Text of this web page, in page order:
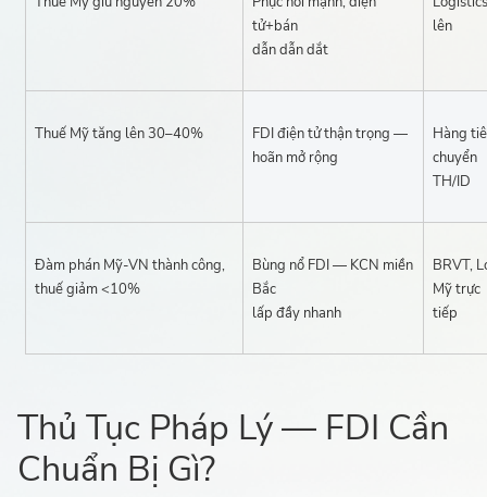
tử+bán
dẫn dẫn dắt
lên
Thuế Mỹ tăng lên 30–40%
FDI điện tử thận trọng —
hoãn mở rộng
Hàng
chuyển
TH/ID
Đàm phán Mỹ-VN thành công,
thuế giảm <10%
Bùng nổ FDI — KCN miền
Bắc
lấp đầy nhanh
BRVT,
Mỹ trực
tiếp
Thủ Tục Pháp Lý — FDI Cần
Chuẩn Bị Gì?